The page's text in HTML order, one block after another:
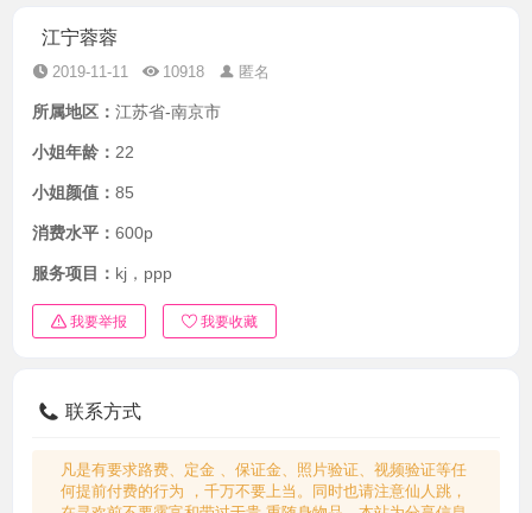
江宁蓉蓉
2019-11-11 10918 匿名
所属地区： 江苏省-南京市
小姐年龄： 22
小姐颜值： 85
消费水平： 600p
服务项目： kj，ppp
我要举报 我要收藏
联系方式
凡是有要求路费、定金 、保证金、照片验证、视频验证等任
何提前付费的行为 ，千万不要上当。同时也请注意仙人跳，